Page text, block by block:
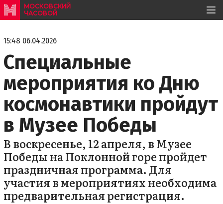
МОСКОВСКИЙ
ЧАСОВОЙ
15:48 06.04.2026
Специальные
мероприятия ко Дню
космонавтики пройдут
в Музее Победы
В воскресенье, 12 апреля, в Музее
Победы на Поклонной горе пройдет
праздничная программа. Для
участия в мероприятиях необходима
предварительная регистрация.